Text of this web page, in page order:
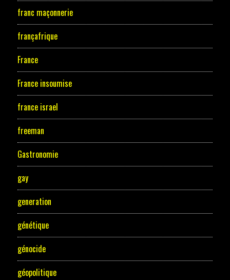
franc maçonnerie
françafrique
France
France insoumise
france israel
freeman
Gastronomie
gay
generation
génétique
génocide
géopolitique